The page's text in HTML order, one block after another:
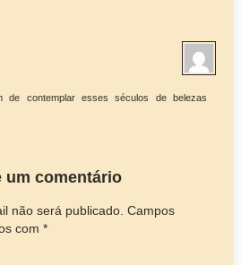
contemplar esses séculos de belezas
um comentário
não será publicado. Campos
com *